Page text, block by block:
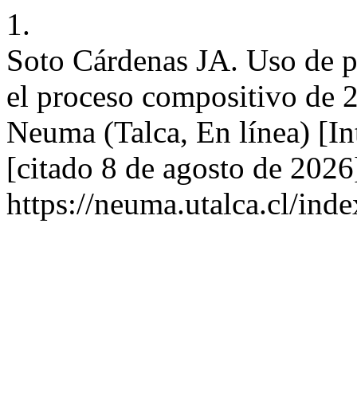
1.
Soto Cárdenas JA. Uso de
el proceso compositivo de
Neuma (Talca, En línea)
[citado 8 de agosto de
https://neuma.utalca.cl/